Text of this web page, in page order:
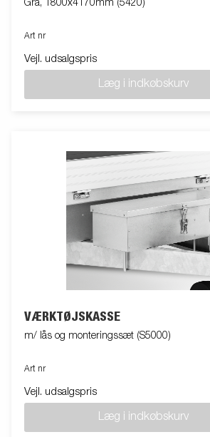
Grå, 1800x4170mm (5420)
Art nr
Vejl. udsalgspris
Læg i indkøbskurv
VÆRKTØJSKASSE
m/ lås og monteringssæt (S5000)
Art nr
Vejl. udsalgspris
Læg i indkøbskurv